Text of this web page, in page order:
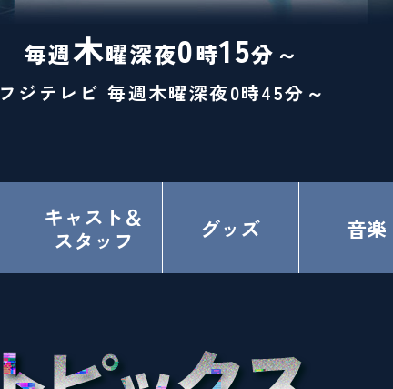
毎週木曜深夜0時15分～
フジテレビ 毎週木曜深夜0時45分～
キャスト＆
スタッフ
グッズ 音楽